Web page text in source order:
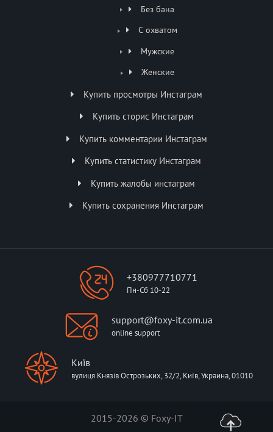
Без бана
С охватом
Мужские
Женские
Купить просмотры Инстаграм
Купить сторис Инстаграм
Купить комментарии Инстаграм
Купить статистику Инстаграм
Купить жалобы инстаграм
Купить сохранения Инстаграм
+380977710771
Пн-Сб 10-22
support@foxy-it.com.ua
online support
Київ
вулиця Князів Острозьких, 32/2, Київ, Украина, 01010
2015-2026 © Foxy-IT